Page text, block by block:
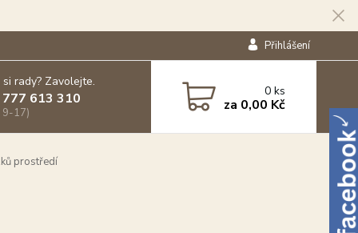
Přihlášení
rady? Zavolejte.
613 310
9-17)
0ks
za 0,00 Kč
prostředí